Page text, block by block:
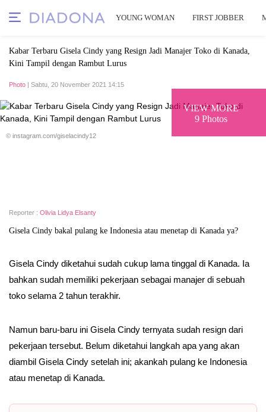
YOUNG WOMAN FIRST JOBBER
Kabar Terbaru Gisela Cindy yang Resign Jadi Manajer Toko di Kanada,
Kini Tampil dengan Rambut Lurus
Photo | Sabtu, 20 November 2021 14:15
VIEW MORE
9 Photos
© instagram.com/giselacindy12
Reporter : Olivia Lidya Elsanty
Gisela Cindy bakal pulang ke Indonesia atau menetap di Kanada ya?
Gisela Cindy diketahui sudah cukup lama tinggal di Kanada. Ia
bahkan sudah memiliki pekerjaan sebagai manajer di sebuah
toko selama 2 tahun terakhir.
Namun baru-baru ini Gisela Cindy ternyata sudah resign dari
pekerjaan tersebut. Belum diketahui langkah apa yang akan
diambil Gisela Cindy setelah ini; akankah pulang ke Indonesia
atau menetap di Kanada.